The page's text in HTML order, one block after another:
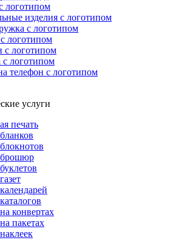
логотипом
изделия с логотипом
с логотипом
логотипом
логотипом
логотипом
телефон с логотипом
услуги
печать
брошюр
конвертах
пакетах